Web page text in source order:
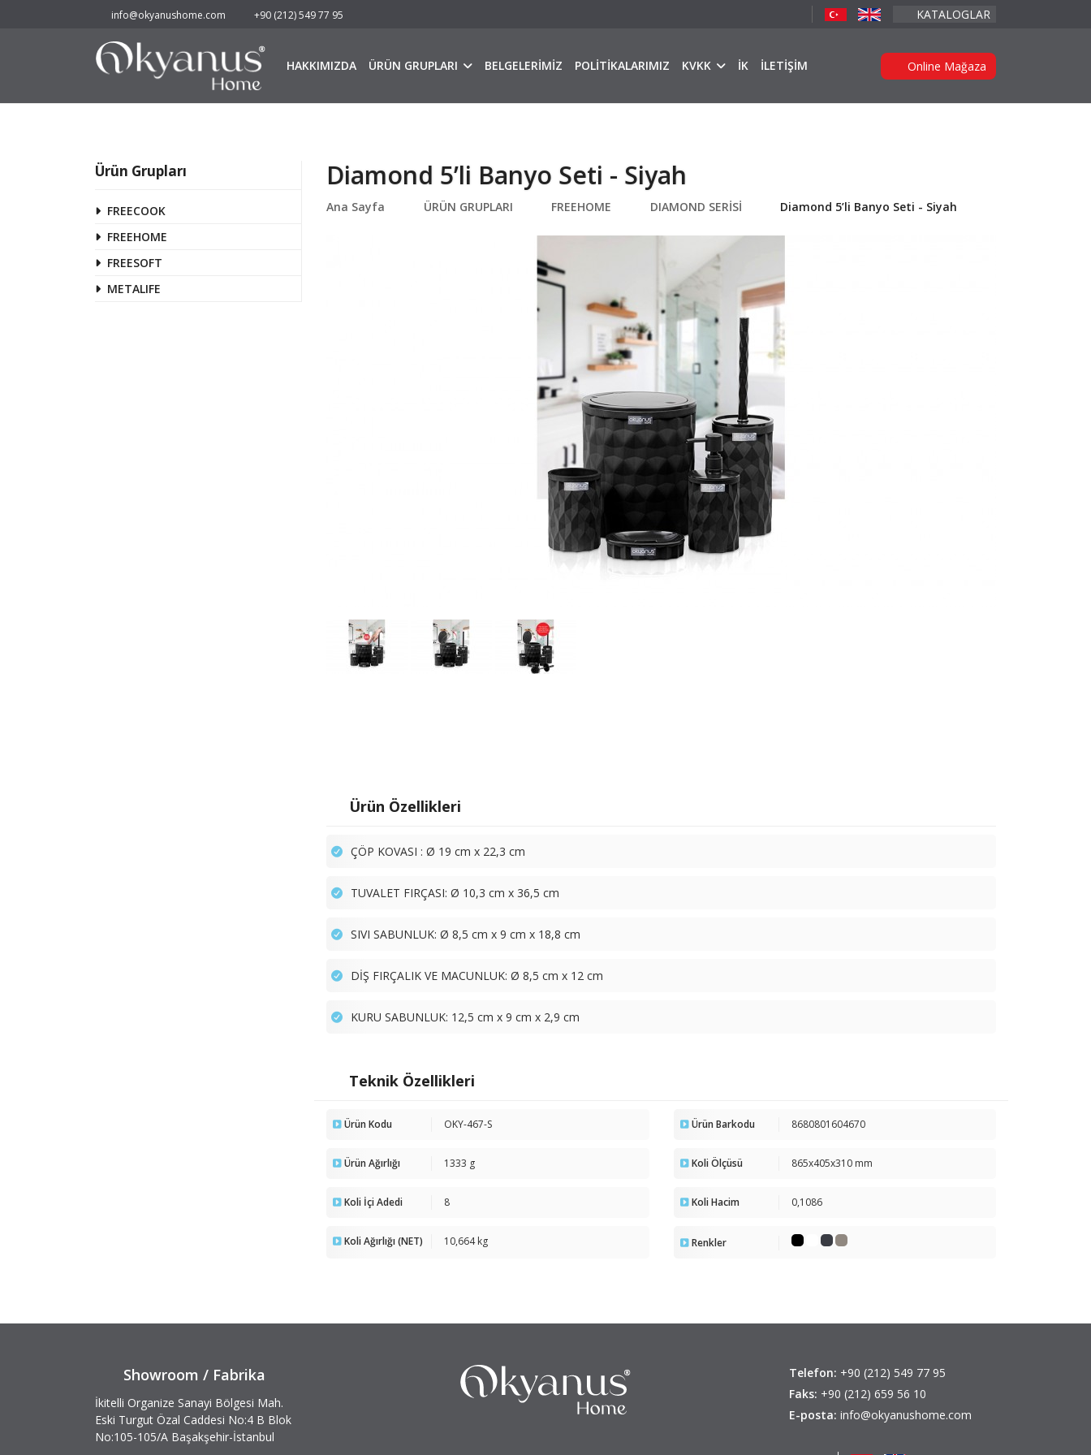
info@okyanushome.com +90 (212) 549 77 95 KATALOGLAR
HAKKIMIZDA ÜRÜN GRUPLARI BELGELERİMİZ POLİTİKALARIMIZ KVKK İK İLETİŞİM Online Mağaza
Ürün Grupları
FREECOOK
FREEHOME
FREESOFT
METALIFE
Diamond 5’li Banyo Seti - Siyah
Ana Sayfa ÜRÜN GRUPLARI FREEHOME DIAMOND SERİSİ Diamond 5’li Banyo Seti - Siyah
Ürün Özellikleri
ÇÖP KOVASI : Ø 19 cm x 22,3 cm
TUVALET FIRÇASI: Ø 10,3 cm x 36,5 cm
SIVI SABUNLUK: Ø 8,5 cm x 9 cm x 18,8 cm
DİŞ FIRÇALIK VE MACUNLUK: Ø 8,5 cm x 12 cm
KURU SABUNLUK: 12,5 cm x 9 cm x 2,9 cm
Teknik Özellikleri
Ürün Kodu OKY-467-S Ürün Barkodu 8680801604670
Ürün Ağırlığı 1333 g Koli Ölçüsü 865x405x310 mm
Koli İçi Adedi 8 Koli Hacim 0,1086
Koli Ağırlığı (NET) 10,664 kg Renkler
Showroom / Fabrika
İkitelli Organize Sanayi Bölgesi Mah.
Eski Turgut Özal Caddesi No:4 B Blok
No:105-105/A Başakşehir-İstanbul
Telefon: +90 (212) 549 77 95
Faks: +90 (212) 659 56 10
E-posta: info@okyanushome.com